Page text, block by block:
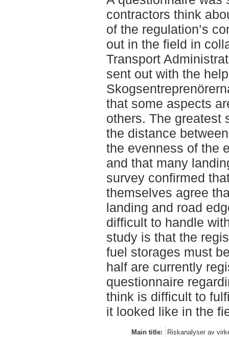
contractors think
of the regulation’s
out in the field in
Transport
sent out with the
that some aspects
others. The greatest
the distance
the evenness of the
and that many
survey confirmed
themselves agree
landing and road
difficult to handle
study is that the
fuel storages must
half are currently
questionnaire
think is difficult to
it looked like in the
Main title:
Riskanalyser av